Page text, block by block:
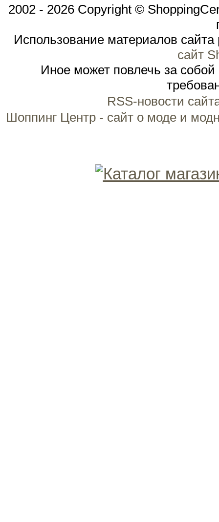
2002 - 2026 Copyright ©
Использование материалов
сайт
Иное может повлечь за
RSS-новости
Шоппинг Центр - сайт о моде и